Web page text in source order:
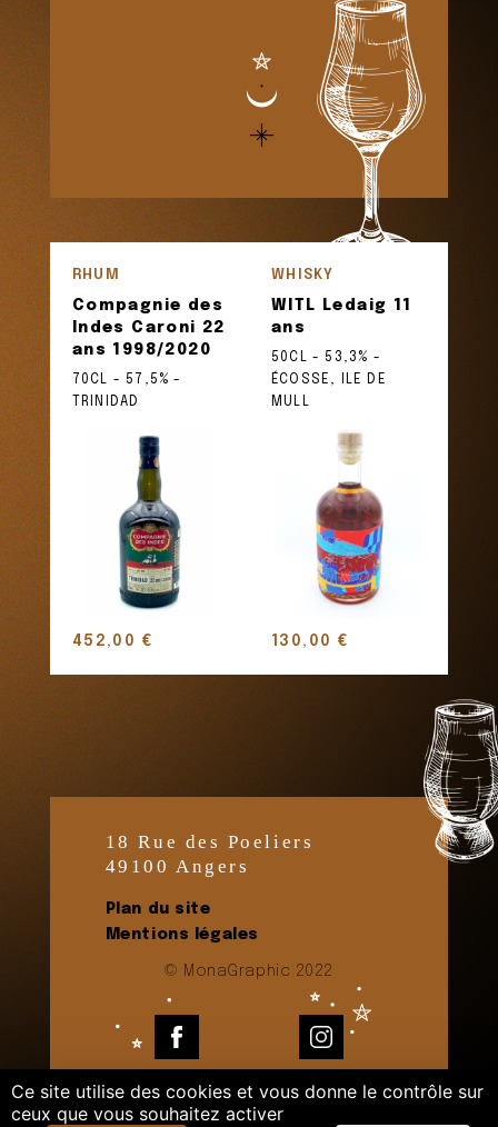
RHUM
70CL - 57,5% -
TRINIDAD
Compagnie des
Indes Caroni 22
ans 1998/2020
452,00 €
WHISKY
50CL - 53,3% -
ÉCOSSE, ILE DE
MULL
WITL Ledaig 11
ans
130,00 €
18 Rue des Poeliers
49100 Angers
Plan du site
Mentions légales
© MonaGraphic 2022
Facebook Instagram
Ce site utilise des cookies et vous donne le contrôle sur
ceux que vous souhaitez activer